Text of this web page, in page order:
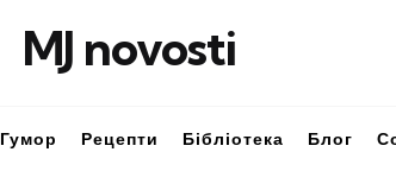
MJ novosti
Гумор Рецепти Бібліотека Блог